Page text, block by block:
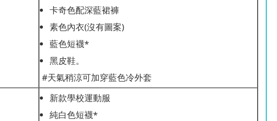
卡奇色配深藍裙褲
素色內衣(沒有圖案)
藍色短襪*
黑皮鞋。
#天氣稍涼可加穿藍色冷外套
新款學校運動服
純白色短襪*